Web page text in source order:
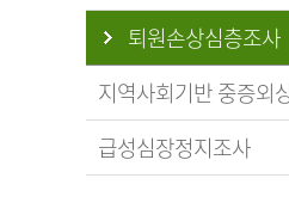
퇴원손상심층조사
지역사회기반 중증외
급성심장정지조사